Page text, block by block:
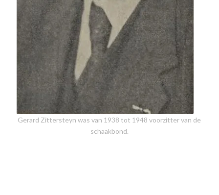
Gerard Zittersteyn was van 1938 tot 1948 voorzitter van de
schaakbond.